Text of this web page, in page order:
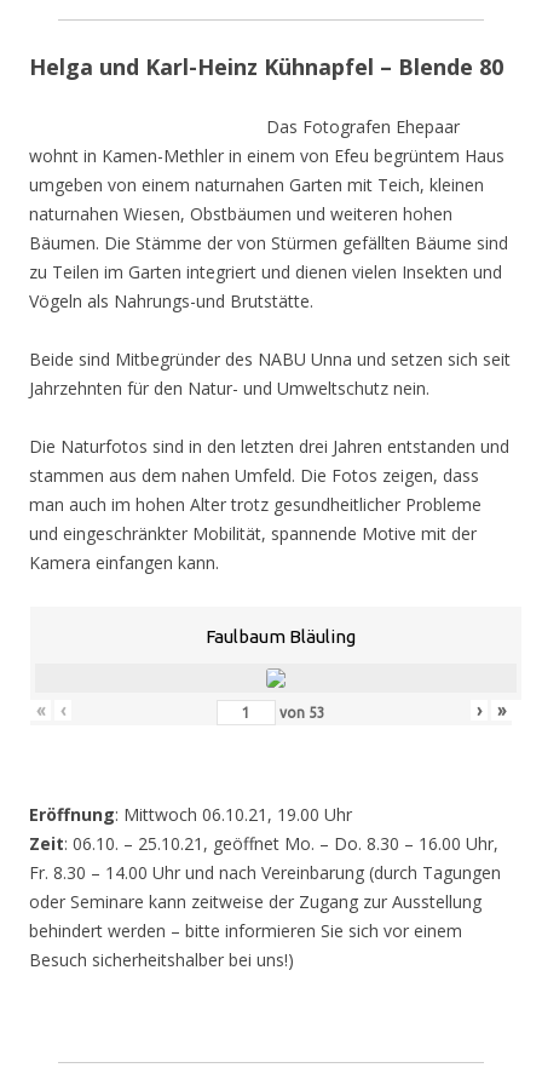
Helga und Karl-Heinz Kühnapfel – Blende 80
Das Fotografen Ehepaar
wohnt in Kamen-Methler in einem von Efeu begrüntem Haus
umgeben von einem naturnahen Garten mit Teich, kleinen
naturnahen Wiesen, Obstbäumen und weiteren hohen
Bäumen. Die Stämme der von Stürmen gefällten Bäume sind
zu Teilen im Garten integriert und dienen vielen Insekten und
Vögeln als Nahrungs-und Brutstätte.
Beide sind Mitbegründer des NABU Unna und setzen sich seit
Jahrzehnten für den Natur- und Umweltschutz nein.
Die Naturfotos sind in den letzten drei Jahren entstanden und
stammen aus dem nahen Umfeld. Die Fotos zeigen, dass
man auch im hohen Alter trotz gesundheitlicher Probleme
und eingeschränkter Mobilität, spannende Motive mit der
Kamera einfangen kann.
Faulbaum Bläuling
« ‹ von 53 › »
Eröffnung: Mittwoch 06.10.21, 19.00 Uhr
Zeit: 06.10. – 25.10.21, geöffnet Mo. – Do. 8.30 – 16.00 Uhr,
Fr. 8.30 – 14.00 Uhr und nach Vereinbarung (durch Tagungen
oder Seminare kann zeitweise der Zugang zur Ausstellung
behindert werden – bitte informieren Sie sich vor einem
Besuch sicherheitshalber bei uns!)